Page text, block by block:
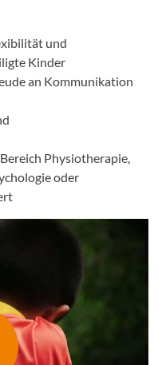
und
Kinder
an Kommunikation
Physiotherapie,
oder